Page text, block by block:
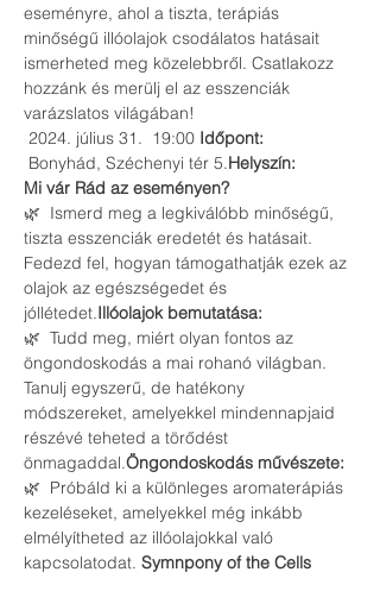
eseményre, ahol a tiszta, terápiás
minőségű illóolajok csodálatos hatásait
ismerheted meg közelebbről. Csatlakozz
hozzánk és merülj el az esszenciák
varázslatos világában!
2024. július 31.  19:00 Időpont:
Bonyhád, Széchenyi tér 5.Helyszín:
Mi vár Rád az eseményen?
🌿 Ismerd meg a legkiválóbb minőségű,
tiszta esszenciák eredetét és hatásait.
Fedezd fel, hogyan támogathatják ezek az
olajok az egészségedet és
jóllétedet.Illóolajok bemutatása:
🌿 Tudd meg, miért olyan fontos az
öngondoskodás a mai rohanó világban.
Tanulj egyszerű, de hatékony
módszereket, amelyekkel mindennapjaid
részévé teheted a törődést
önmagaddal.Öngondoskodás művészete:
🌿 Próbáld ki a különleges aromaterápiás
kezeléseket, amelyekkel még inkább
elmélyítheted az illóolajokkal való
kapcsolatodat. Symnpony of the Cells